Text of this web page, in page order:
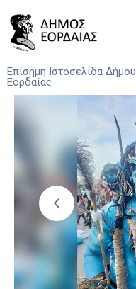
Επίσημη Ιστοσελίδα Δήμου
Εορδαίας
Ο
Δήμος
Νέα
Υπηρεσίες
Του
Δήμου
Προσκλήσεις
Αποφάσεις